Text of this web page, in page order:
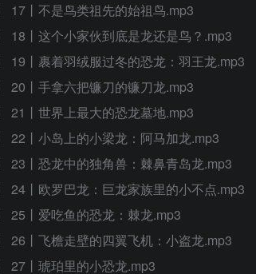
17丨不是鸟类祖先的始祖鸟.mp3
18丨这个小家伙到底是龙还是鸟？.mp3
19丨裹着羽绒服过冬的恐龙：羽王龙.mp3
20丨手拿六把镰刀的镰刀龙.mp3
21丨世界上最大的恐龙墓地.mp3
22丨小岛上的小梁龙：阿马加龙.mp3
23丨恐龙中的独角兽：棘鼻青岛龙.mp3
24丨欧罗巴龙：巨龙家族里的小不点.mp3
25丨爱吃鱼的恐龙：棘龙.mp3
26丨飞檐走壁的四翼飞机：小盗龙.mp3
27丨琥珀里的小恐龙.mp3